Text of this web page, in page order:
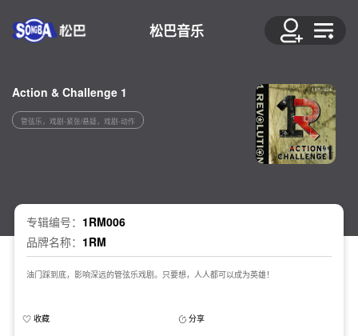
松巴音乐
Action & Challenge 1
管弦乐，戏剧-紧张/悬疑，戏剧-动作
专辑编号： 1RM006
品牌名称： 1RM
油门踩到底，影响深远的管弦乐戏剧。只要想，人人都可以成为英雄！
收藏 分享